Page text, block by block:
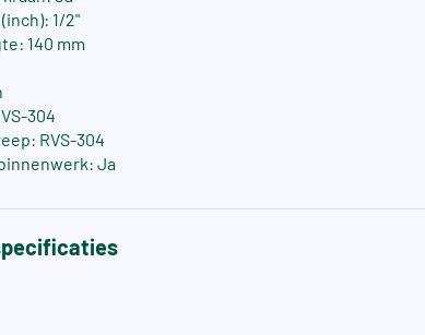
1/2"
140 mm
304
RVS-304
Ja